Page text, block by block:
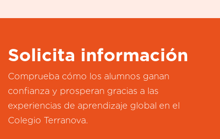
Solicita información
Comprueba cómo los alumnos ganan
confianza y prosperan gracias a las
experiencias de aprendizaje global en el
Colegio Terranova.